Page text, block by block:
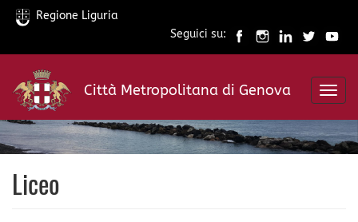
Salta
contenuto
principale
Regione Liguria
Seguici su:
Città Metropolitana di Genova
Liceo